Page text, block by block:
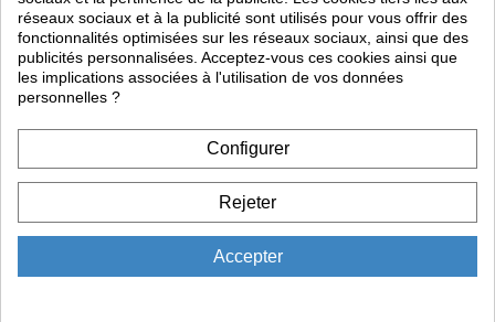
PRATIQUE
LIENS
réseaux sociaux et à la publicité sont utilisés pour vous offrir des
fonctionnalités optimisées sur les réseaux sociaux, ainsi que des
publicités personnalisées. Acceptez-vous ces cookies ainsi que
les implications associées à l'utilisation de vos données
personnelles ?
Configurer
Rejeter
Accepter